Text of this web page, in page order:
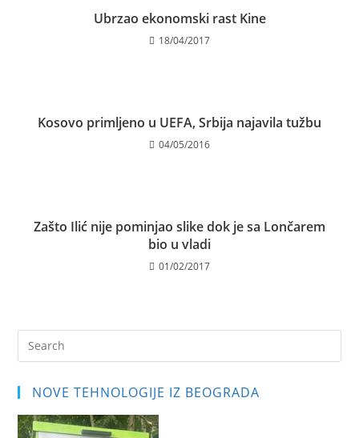
Ubrzao ekonomski rast Kine
18/04/2017
Kosovo primljeno u UEFA, Srbija najavila tužbu
04/05/2016
Zašto Ilić nije pominjao slike dok je sa Lončarem
bio u vladi
01/02/2017
NOVE TEHNOLOGIJE IZ BEOGRADA